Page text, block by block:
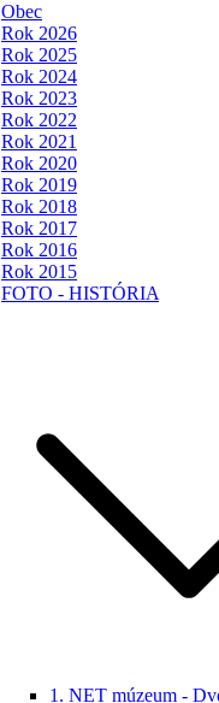
Obec
Rok 2026
Rok 2025
Rok 2024
Rok 2023
Rok 2022
Rok 2021
Rok 2020
Rok 2019
Rok 2018
Rok 2017
Rok 2016
Rok 2015
FOTO - HISTÓRIA
1. NET múzeum -